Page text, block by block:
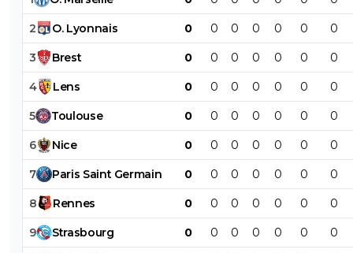
2 O. Lyonnais 0 0 0 0 0 0 0
3 Brest 0 0 0 0 0 0 0
4 Lens 0 0 0 0 0 0 0
5 Toulouse 0 0 0 0 0 0 0
6 Nice 0 0 0 0 0 0 0
7 Paris Saint Germain 0 0 0 0 0 0 0
8 Rennes 0 0 0 0 0 0 0
9 Strasbourg 0 0 0 0 0 0 0